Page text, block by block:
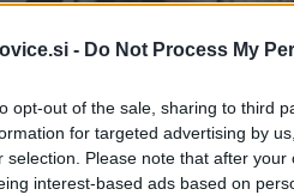
- Do Not Process My
opt-out of the sale, sharing to third
for targeted advertising by
selection. Please note that after
interest-based ads based on